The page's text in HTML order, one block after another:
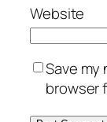
Website
Save my
browser